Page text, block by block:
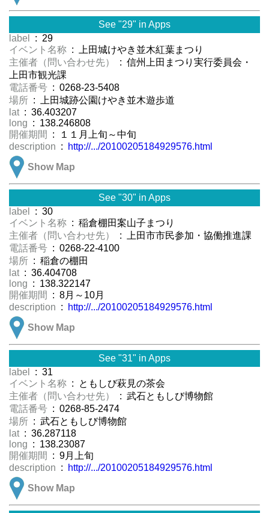
See "29" in Apps
label
: 29
イベント名称 : 上田城けやき並木紅葉まつり
主催者（問い合わせ先）
: 信州上田まつり実行委員会・
上田市観光課
電話番号 : 0268-23-5408
場所 : 上田城跡公園けやき並木遊歩道
lat : 36.403207
long : 138.246808
開催期間
: １１月上旬～中旬
description :
http://.../20100205184929576.html
Show Map
See "30" in Apps
label
: 30
イベント名称 : 稲倉棚田案山子まつり
主催者（問い合わせ先）
: 上田市市民参加・協働推進課
電話番号 : 0268-22-4100
場所 : 稲倉の棚田
lat : 36.404708
long : 138.322147
開催期間
: 8月～10月
description :
http://.../20100205184929576.html
Show Map
See "31" in Apps
label
: 31
イベント名称 : ともしび萩見の茶会
主催者（問い合わせ先）
: 武石ともしび博物館
電話番号 : 0268-85-2474
場所 : 武石ともしび博物館
lat : 36.287118
long : 138.23087
開催期間
: 9月上旬
description :
http://.../20100205184929576.html
Show Map